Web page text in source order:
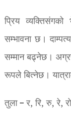
प्रिय
सम्भावना छ।
सम्मान बढ्नेछ।
रूपले बित्नेछ।
तुला – र, रि, रु, रे,